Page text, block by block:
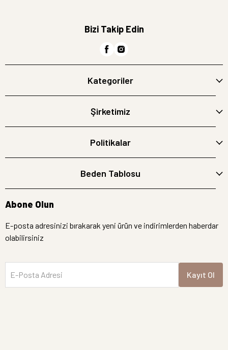
Bizi Takip Edin
Kategoriler
Şirketimiz
Politikalar
Beden Tablosu
Abone Olun
E-posta adresinizi bırakarak yeni ürün ve indirimlerden haberdar
olabilirsiniz
E-Posta Adresi Kayıt Ol